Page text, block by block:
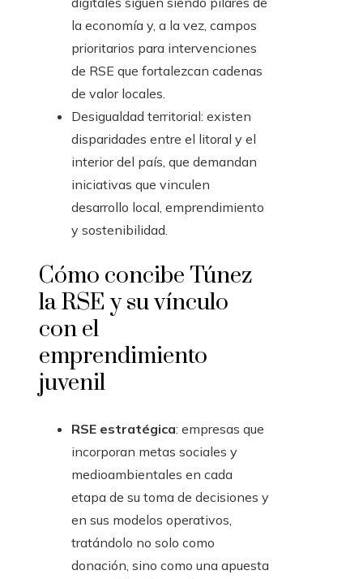
la economía y, a la vez, campos
prioritarios para intervenciones
de RSE que fortalezcan cadenas
de valor locales.
Desigualdad territorial: existen
disparidades entre el litoral y el
interior del país, que demandan
iniciativas que vinculen
desarrollo local, emprendimiento
y sostenibilidad.
Cómo concibe Túnez
la RSE y su vínculo
con el
emprendimiento
juvenil
RSE estratégica: empresas que
incorporan metas sociales y
medioambientales en cada
etapa de su toma de decisiones y
en sus modelos operativos,
tratándolo no solo como
donación, sino como una apuesta